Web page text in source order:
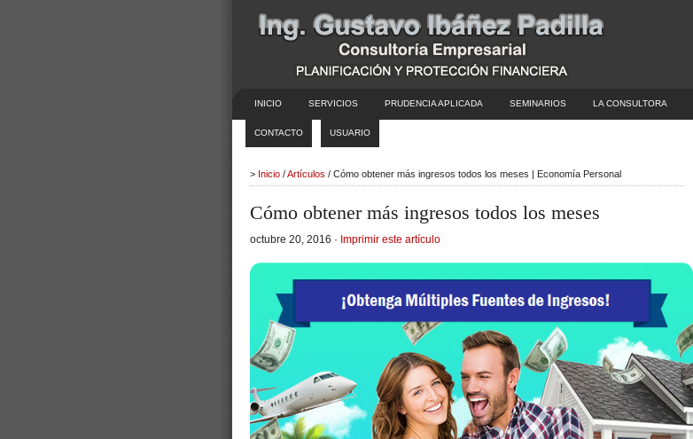
INICIO SERVICIOS PRUDENCIA APLICADA SEMINARIOS LA CONSULTORA
CONTACTO USUARIO
> Inicio /Artículos / Cómo obtener más ingresos todos los meses | Economía Personal
Cómo obtener más ingresos todos los meses
octubre 20, 2016 · Imprimir este artículo